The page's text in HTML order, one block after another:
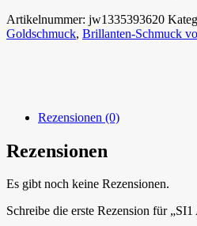
Artikelnummer: jw1335393620
Goldschmuck, Brillanten-Schmuck
Rezensionen (0)
Rezensionen
Es gibt noch keine Rezensionen.
Schreibe die erste Rezension für